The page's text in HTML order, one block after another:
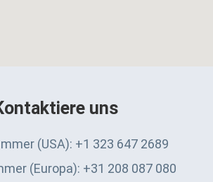
uns
(USA): +1 323 647 2689
(Europa): +31 208 087 080